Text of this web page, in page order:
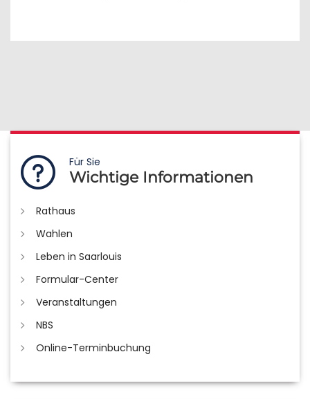
Für Sie
Wichtige Informationen
Rathaus
Wahlen
Leben in Saarlouis
Formular-Center
Veranstaltungen
NBS
Online-Terminbuchung